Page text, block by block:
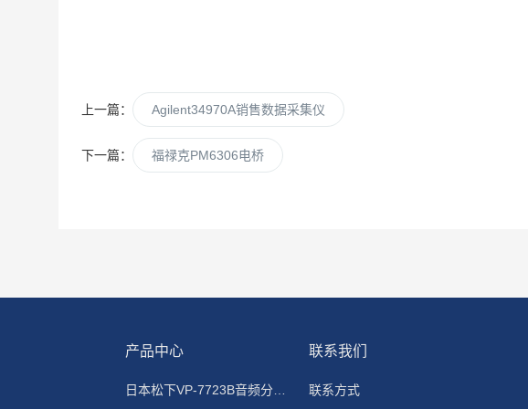
上一篇： Agilent34970A销售数据采集仪
下一篇： 福禄克PM6306电桥
产品中心
日本松下VP-7723B音频分析仪
联系我们
联系方式